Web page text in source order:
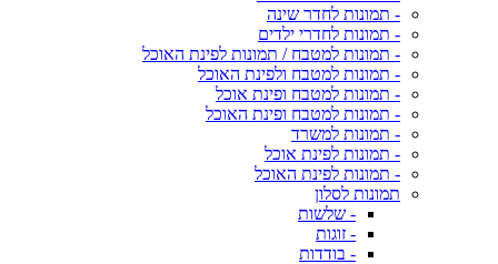
- תמונות לחדר שינה
- תמונות לחדרי ילדים
- תמונות למטבח / תמונות לפינת האוכל
- תמונות למטבח ולפינת האוכל
- תמונות למטבח ופינת אוכל
- תמונות למטבח ופינת האוכל
- תמונות למשרד
- תמונות לפינת אוכל
- תמונות לפינת האוכל
תמונות לסלון
- שלשות
- זוגות
- בודדות